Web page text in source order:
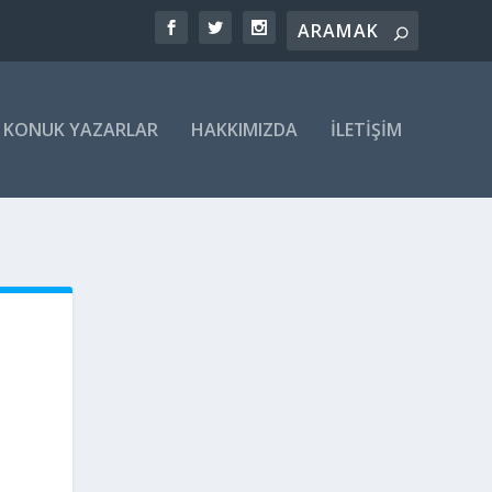
KONUK YAZARLAR HAKKIMIZDA İLETIŞIM